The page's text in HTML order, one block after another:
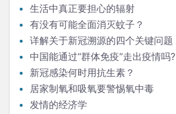
发言生活中真正要担心的辐射
有没有可能全面消灭蚊子？
详解关于新冠溯源的四个关键问题
中国能通过“群体免疫”走出疫情吗?
新冠感染何时用抗生素？
居家制氧和吸氧要警惕氧中毒
发情的经济学